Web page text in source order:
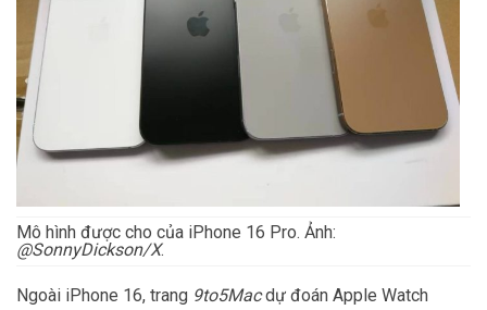
Mô hình được cho của iPhone 16 Pro. Ảnh:
@SonnyDickson/X.
Ngoài iPhone 16, trang 9to5Macdự đoán Apple Watch